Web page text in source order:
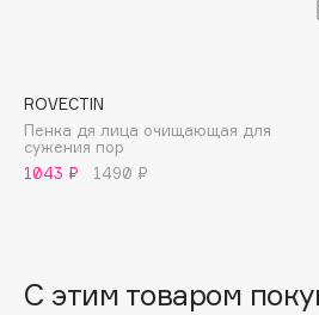
Baffy
Balmain Hair Couture
ЭКСКЛЮЗИВ
Banderas
Beauty Pati
ROVECTIN
Пенка дя лица очищающая для
сужения пор
1043 ₽
1490 ₽
С этим товаром